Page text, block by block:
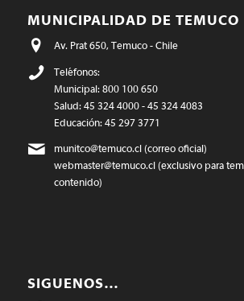
MUNICIPALIDAD DE TEMUCO
Av. Prat 650, Temuco - Chile
Teléfonos:
Municipal: 800 100 650
Salud: 45 324 4000 - 45 324 4083
Educación: 45 297 3771
munitco@temuco.cl(correo oficial)
webmaster@temuco.cl(exclusivo para
contenido)
SIGUENOS…